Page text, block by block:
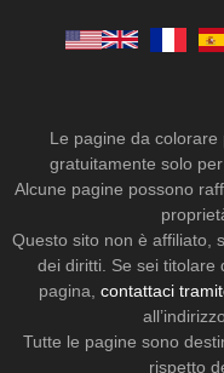
Le pagine da
gratuitamente solo
Alcune pagine possono
Questo sito non è affiliato,
dei diritti. Se sei titolare
pagina, contattaci
all’indirizzo
Tutte le pagine sono
rispetto